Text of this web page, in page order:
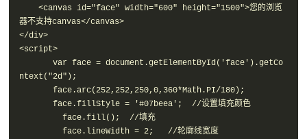
<canvas id="face" width="600" height="1500">您的浏览
器不支持canvas</canvas>
</div>
<script>
var face = document.getElementById('face').getCo
ntext("2d");
face.arc(252,252,250,0,360*Math.PI/180);
face.fillStyle = '#07beea';  //设置填充颜色
face.fill();  //填充
face.lineWidth = 2;   //轮廓线宽度